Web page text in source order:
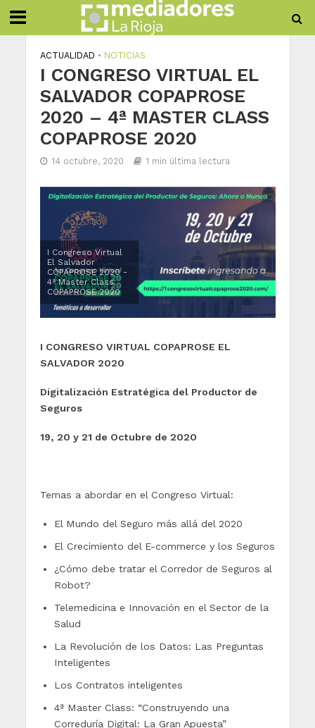
ACTUALIDAD • NOTICIAS
I CONGRESO VIRTUAL EL
SALVADOR COPAPROSE
2020 – 4ª MASTER CLASS
COPAPROSE 2020
14 octubre, 2020 1 min última lectura
I Congreso Virtual
El Salvador
COPAPROSE 2020 -
4ª Master Class
COPAPROSE 2020
I CONGRESO VIRTUAL COPAPROSE EL
SALVADOR 2020
Digitalización Estratégica del Productor de
Seguros
19, 20 y 21 de Octubre de 2020
Temas a abordar en el Congreso Virtual:
El Mundo del Seguro más allá del 2020
El Crecimiento del E-commerce y los Seguros
¿Cómo debe tratar el Corredor de Seguros al
Robot?
Telemedicina e Innovación en el Sector de la
Salud
La Revolución de los Datos: Las Preguntas
Inteligentes
Los Contratos inteligentes
4ª Master Class: “Construyendo una
Correduría Digital: La Gran Apuesta”